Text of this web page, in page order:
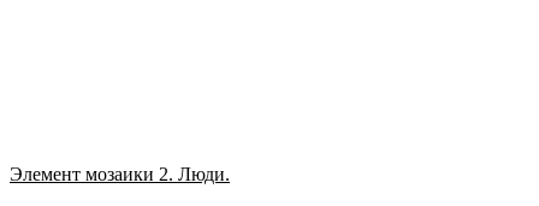
Элемент мозаики 2. Люди.